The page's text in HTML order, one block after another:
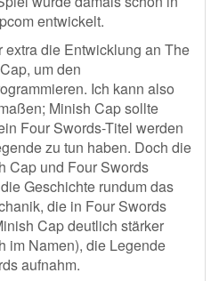
entwickelt.
die Entwicklung an The
um den
Ich kann also
Minish Cap sollte
Four Swords-Titel werden
zu tun haben. Doch die
Cap und Four Swords
Geschichte rundum das
die in Four Swords
Cap deutlich stärker
im Namen), die Legende
aufnahm.